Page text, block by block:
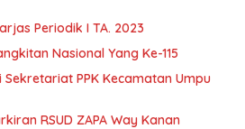
Periodik I TA. 2023
Nasional Yang Ke-115
PPK Kecamatan Umpu
RSUD ZAPA Way Kanan